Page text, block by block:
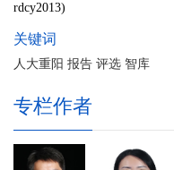
rdcy2013)
关键词
人大重阳 报告 评选 智库
专栏作者